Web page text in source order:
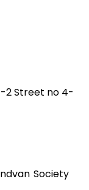
2 Street no 4-
Society